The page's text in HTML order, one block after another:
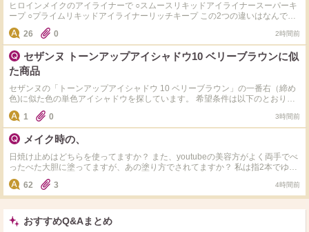
ヒロインメイクのアイライナーで ○スムースリキッドアイライナースーパーキ
ープ ○プライムリキッドアイライナーリッチキープ この2つの違いはなんです
か？どちらが落ちにくいですか？ 今のところはスーパーキープを買おうかな
と思っていますが、意見教えてください！
26 0 2時間前
セザンヌ トーンアップアイシャドウ10 ベリーブラウンに似
た商品
セザンヌの「トーンアップアイシャドウ 10 ベリーブラウン」の一番右（締め
色)に似た色の単色アイシャドウを探しています。 希望条件は以下のとおりで
す。 ・1,000円以下 ・色味ができるだけ似ている ・大粒ラメではなく、小さ
なラメや繊細なパール感がある 「これはかなり似ている」「実際に代用して
いる」という商品があれば、メーカー名・商品名・色番も教えていただけると
嬉しいです。 よろしくお願いします。
1 0 3時間前
メイク時の、
日焼け止めはどちらを使ってますか？ また、youtubeの美容方がよく両手でべ
ったべた大胆に塗ってますが、あの塗り方でされてますか？ 私は指2本でゆっ
くり丁寧に塗ってます。
62 3 4時間前
おすすめQ&Aまとめ